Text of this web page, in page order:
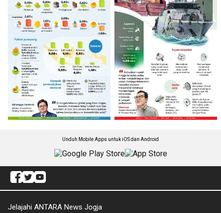
Unduh Mobile Apps untuk iOS dan Android
Jelajahi ANTARA News Jogja